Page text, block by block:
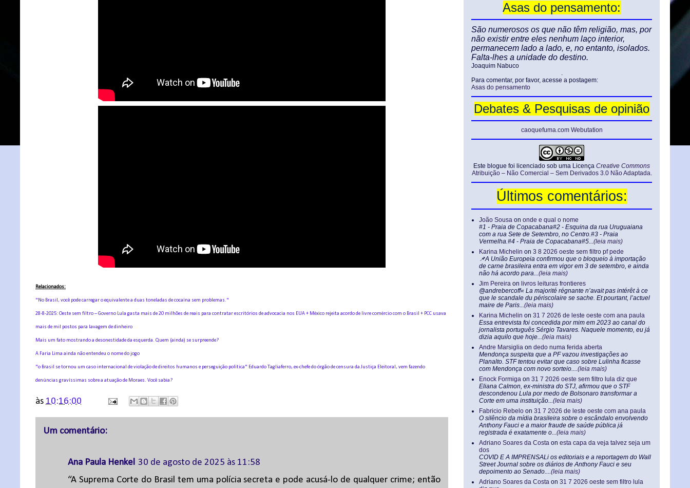
Relacionados:
"No Brasil, você pode carregar o equivalente a duas toneladas de cocaína sem problemas."
28-8-2025: Oeste sem filtro – Governo Lula gasta mais de 20 milhões de reais para contratar escritórios de advocacia nos EUA + México rejeita acordo de livre comércio com o Brasil + PCC usava
mais de mil postos para lavagem de dinheiro
Mais um fato mostrando a desonestidade da esquerda. Quem (ainda) se surpreende?
A Faria Lima ainda não entendeu o nome do jogo
"o Brasil se tornou um caso internacional de violação de direitos humanos e perseguição política" Eduardo Tagliaferro, ex-chefe do órgão de censura da Justiça Eleitoral, vem fazendo
denúncias gravíssimas sobre a atuação de Moraes. Você sabia?
às 10:16:00
Um comentário:
Ana Paula Henkel 30 de agosto de 2025 às 11:58
“A Suprema Corte do Brasil tem uma polícia secreta e pode acusá-lo de qualquer crime; então
Asas do pensamento:
São numerosos os que não têm religião, mas, por
não existir entre eles nenhum laço interior,
permanecem lado a lado, e, no entanto, isolados.
Falta-lhes a unidade do destino.
Joaquim Nabuco
.
Para comentar, por favor, acesse a postagem:
Asas do pensamento
Debates & Pesquisas de opinião
caoquefuma.com Webutation
Este blogue foi licenciado sob uma Licença Creative Commons
Atribuição – Não Comercial – Sem Derivados 3.0 Não Adaptada.
Últimos comentários:
João Sousa on onde e qual o nome
#1 - Praia de Copacabana#2 - Esquina da rua Uruguaiana
com a rua Sete de Setembro, no Centro.#3 - Praia
Vermelha.#4 - Praia de Copacabana#5...(leia mais)
Karina Michelin on 3 8 2026 oeste sem filtro pf pede
📌A União Europeia confirmou que o bloqueio à importação
de carne brasileira entra em vigor em 3 de setembro, e ainda
não há acordo para...(leia mais)
Jim Pereira on livros leituras frontieres
@andrebercoff« La majorité régnante n’avait pas intérêt à ce
que le scandale du périscolaire se sache. Et pourtant, l’actuel
maire de Paris...(leia mais)
Karina Michelin on 31 7 2026 de leste oeste com ana paula
Essa entrevista foi concedida por mim em 2023 ao canal do
jornalista português Sérgio Tavares. Naquele momento, eu já
dizia aquilo que hoje...(leia mais)
Andre Marsiglia on dedo numa ferida aberta
Mendonça suspeita que a PF vazou investigações ao
Planalto. STF tentou evitar que caso sobre Lulinha ficasse
com Mendonça com novo sorteio....(leia mais)
Enock Formiga on 31 7 2026 oeste sem filtro lula diz que
Eliana Calmon, ex-ministra do STJ, afirmou que o STF
descondenou Lula por medo de Bolsonaro transformar a
Corte em uma instituição...(leia mais)
Fabricio Rebelo on 31 7 2026 de leste oeste com ana paula
O silêncio da mídia brasileira sobre o escândalo envolvendo
Anthony Fauci e a maior fraude de saúde pública já
registrada é exatamente o...(leia mais)
Adriano Soares da Costa on esta capa da veja talvez seja um
dos
COVID E A IMPRENSALi os editoriais e a reportagem do Wall
Street Journal sobre os diários de Anthony Fauci e seu
depoimento ao Senado....(leia mais)
Adriano Soares da Costa on 31 7 2026 oeste sem filtro lula